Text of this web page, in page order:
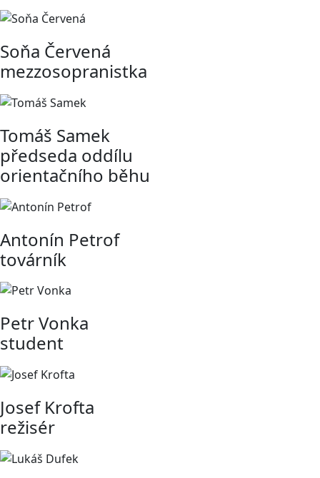
Soňa Červená
mezzosopranistka
Tomáš Samek
předseda oddílu
orientačního běhu
Antonín Petrof
továrník
Petr Vonka
student
Josef Krofta
režisér